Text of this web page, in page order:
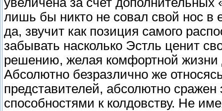
лишь бы никто не совал свой нос в
да, звучит как позиция самого
забывать насколько Эстль ценит
решению, желая комфортной жизни
Абсолютно безразлично же
представителей, абсолютно
способностями к колдовству. Не